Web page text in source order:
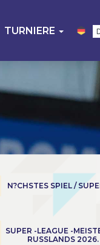
TURNIERE
N?CHSTES SPIEL /
SUPER -LEAGUE -
RUSSLANDS 2026.